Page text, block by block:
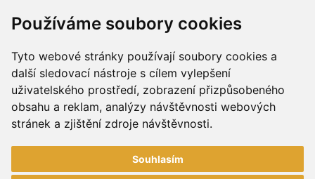
Používáme soubory cookies
Tyto webové stránky používají soubory cookies a
další sledovací nástroje s cílem vylepšení
uživatelského prostředí, zobrazení přizpůsobeného
obsahu a reklam, analýzy návštěvnosti webových
stránek a zjištění zdroje návštěvnosti.
Souhlasím